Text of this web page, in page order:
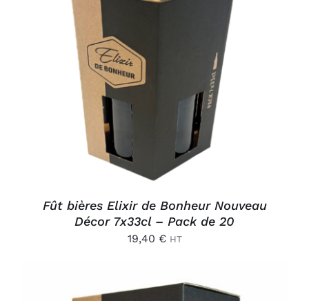
AJOUTER AU PANIER
DÉTAILS
Fût bières Elixir de Bonheur Nouveau
Décor 7x33cl – Pack de 20
19,40 € HT